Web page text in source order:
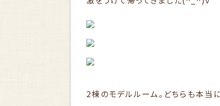
2棟のモデルルーム。どちらも本当